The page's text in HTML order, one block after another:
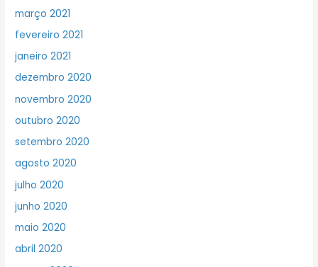
março 2021
fevereiro 2021
janeiro 2021
dezembro 2020
novembro 2020
outubro 2020
setembro 2020
agosto 2020
julho 2020
junho 2020
maio 2020
abril 2020